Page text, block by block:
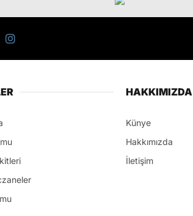
HAKKIMIZDA
Künye
Hakkımızda
İletişim